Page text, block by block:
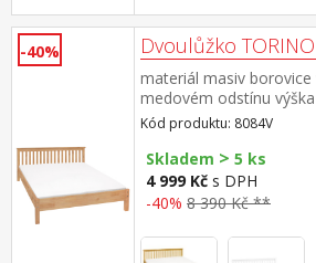
-40% Dvoulůžko
materiál masiv
medovém odstínu
sedu 38 cm, cena bez
matrace minimální
15 cm doporučený
cm nebo 2 kusy 90 ×
kusy R1 doporučená
Kód produktu: 8084V
Skladem > 5 ks
4 999 Kč s DPH
-40% 8 390 Kč **